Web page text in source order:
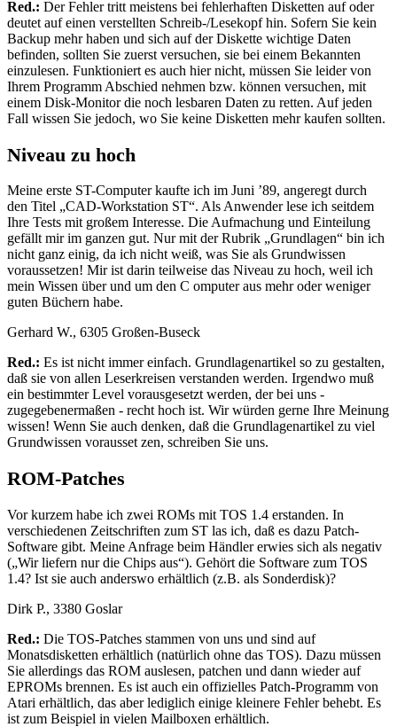
Red.: Der Fehler tritt meistens bei fehlerhaften Disketten auf oder
deutet auf einen verstellten Schreib-/Lesekopf hin. Sofern Sie kein
Backup mehr haben und sich auf der Diskette wichtige Daten
befinden, sollten Sie zuerst versuchen, sie bei einem Bekannten
einzulesen. Funktioniert es auch hier nicht, müssen Sie leider von
Ihrem Programm Abschied nehmen bzw. können versuchen, mit
einem Disk-Monitor die noch lesbaren Daten zu retten. Auf jeden
Fall wissen Sie jedoch, wo Sie keine Disketten mehr kaufen sollten.
Niveau zu hoch
Meine erste ST-Computer kaufte ich im Juni ’89, angeregt durch
den Titel „CAD-Workstation ST“. Als Anwender lese ich seitdem
Ihre Tests mit großem Interesse. Die Aufmachung und Einteilung
gefällt mir im ganzen gut. Nur mit der Rubrik „Grundlagen“ bin ich
nicht ganz einig, da ich nicht weiß, was Sie als Grundwissen
voraussetzen! Mir ist darin teilweise das Niveau zu hoch, weil ich
mein Wissen über und um den C omputer aus mehr oder weniger
guten Büchern habe.
Gerhard W., 6305 Großen-Buseck
Red.: Es ist nicht immer einfach. Grundlagenartikel so zu gestalten,
daß sie von allen Leserkreisen verstanden werden. Irgendwo muß
ein bestimmter Level vorausgesetzt werden, der bei uns -
zugegebenermaßen - recht hoch ist. Wir würden gerne Ihre Meinung
wissen! Wenn Sie auch denken, daß die Grundlagenartikel zu viel
Grundwissen vorausset zen, schreiben Sie uns.
ROM-Patches
Vor kurzem habe ich zwei ROMs mit TOS 1.4 erstanden. In
verschiedenen Zeitschriften zum ST las ich, daß es dazu Patch-
Software gibt. Meine Anfrage beim Händler erwies sich als negativ
(„Wir liefern nur die Chips aus“). Gehört die Software zum TOS
1.4? Ist sie auch anderswo erhältlich (z.B. als Sonderdisk)?
Dirk P., 3380 Goslar
Red.: Die TOS-Patches stammen von uns und sind auf
Monatsdisketten erhältlich (natürlich ohne das TOS). Dazu müssen
Sie allerdings das ROM auslesen, patchen und dann wieder auf
EPROMs brennen. Es ist auch ein offizielles Patch-Programm von
Atari erhältlich, das aber lediglich einige kleinere Fehler behebt. Es
ist zum Beispiel in vielen Mailboxen erhältlich.